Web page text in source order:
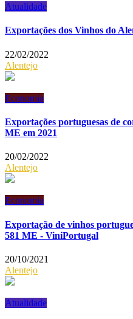
Atualidade
Exportações dos Vinhos do
22/02/2022
Alentejo
Economia
Exportações portuguesas de
ME em 2021
20/02/2022
Alentejo
Economia
Exportação de vinhos
581 ME - ViniPortugal
20/10/2021
Alentejo
Atualidade